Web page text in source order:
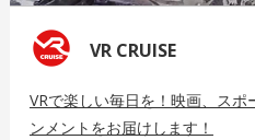
VR CRUISE
VRで楽しい毎日を！映画、ス
ンメントをお届けします！